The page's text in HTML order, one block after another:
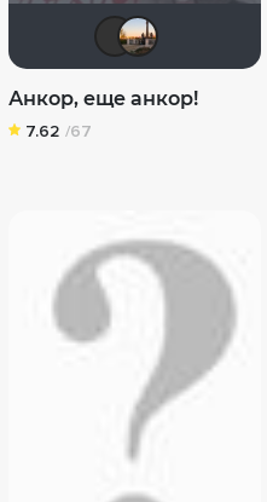
Анкор, еще анкор!
7.62 /67